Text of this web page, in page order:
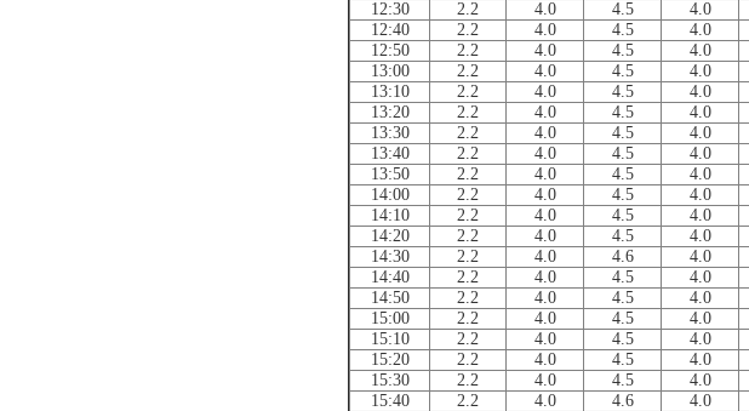
12:30
2.2 4.0 4.5 4.0
12:40
2.2 4.0 4.5 4.0
12:50
2.2 4.0 4.5 4.0
13:00
2.2 4.0 4.5 4.0
13:10
2.2 4.0 4.5 4.0
13:20
2.2 4.0 4.5 4.0
13:30
2.2 4.0 4.5 4.0
13:40
2.2 4.0 4.5 4.0
13:50
2.2 4.0 4.5 4.0
14:00
2.2 4.0 4.5 4.0
14:10
2.2 4.0 4.5 4.0
14:20
2.2 4.0 4.5 4.0
14:30
2.2 4.0 4.6 4.0
14:40
2.2 4.0 4.5 4.0
14:50
2.2 4.0 4.5 4.0
15:00
2.2 4.0 4.5 4.0
15:10
2.2 4.0 4.5 4.0
15:20
2.2 4.0 4.5 4.0
15:30
2.2 4.0 4.5 4.0
15:40
2.2 4.0 4.6 4.0